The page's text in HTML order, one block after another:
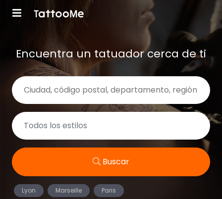
Encuentra un tatuador cerca de ti
Buscar
Lyon Marseille Paris